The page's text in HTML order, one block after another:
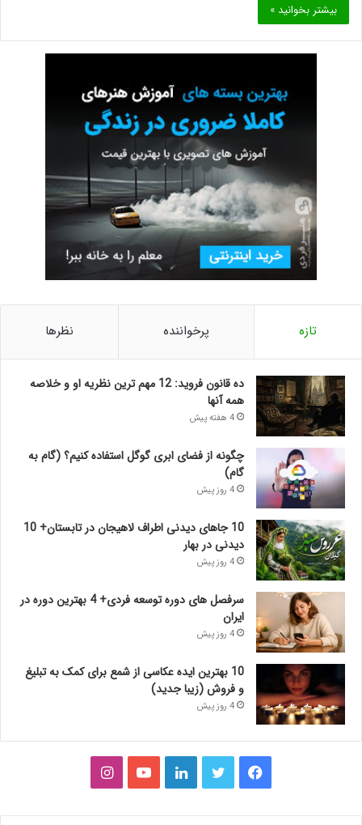
بیشتر بخوانید »
تازه پرخواننده نظرها
ده قانون فروید: 12 مهم ترین نظریه او و خلاصه
همه آنها
4 هفته پیش
چگونه از فضای ابری گوگل استفاده کنیم؟ (گام به
گام)
4 روز پیش
10 جاهای دیدنی اطراف لاهیجان در تابستان+ 10
دیدنی در بهار
4 روز پیش
سرفصل های دوره توسعه فردی+ 4 بهترین دوره در
ایران
4 روز پیش
10 بهترین ایده عکاسی از شمع برای کمک به تبلیغ
و فروش (زیبا جدید)
4 روز پیش
فیس توییترلینکدینیوتیوباینستاگرام